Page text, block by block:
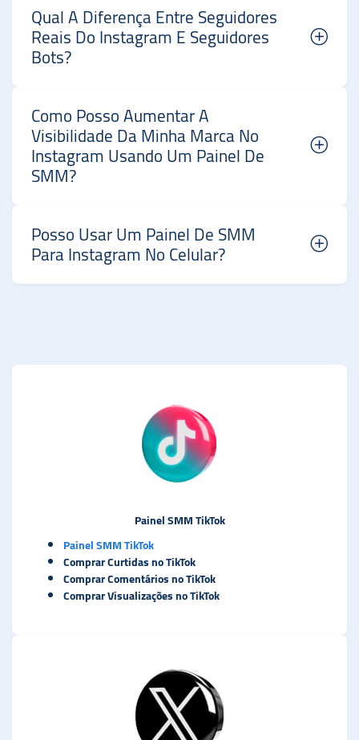
Qual A Diferença Entre Seguidores
Reais Do Instagram E Seguidores
Bots?
Como Posso Aumentar A
Visibilidade Da Minha Marca No
Instagram Usando Um Painel De
SMM?
Posso Usar Um Painel De SMM
Para Instagram No Celular?
Painel SMM TikTok
Painel SMM TikTok
Comprar Curtidas no TikTok
Comprar Comentários no TikTok
Comprar Visualizações no TikTok